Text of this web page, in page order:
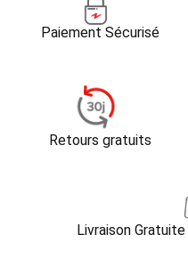
Paiement Sécurisé
Retours gratuits
Livraison Gratuite